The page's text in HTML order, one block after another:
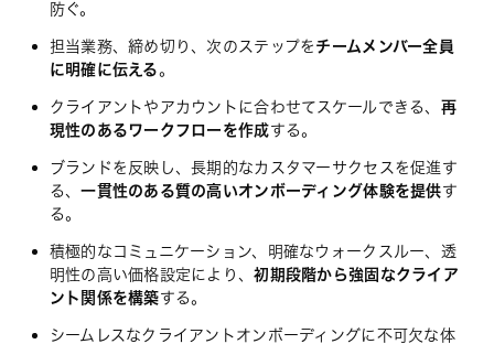
防ぐ。
担当業務、締め切り、次のステップを チームメンバー全員
に明確に伝える 。
クライアントやアカウントに合わせてスケールできる、 再
現性のあるワークフローを作成する。
ブランドを反映し、長期的なカスタマーサクセスを促進す
る、一貫性のある質の高いオンボーディング体験を提供す
る。
積極的なコミュニケーション、明確なウォークスルー、透
明性の高い価格設定により、初期段階から強固なクライア
ント関係を構築する。
シームレスなクライアントオンボーディングに不可欠な体